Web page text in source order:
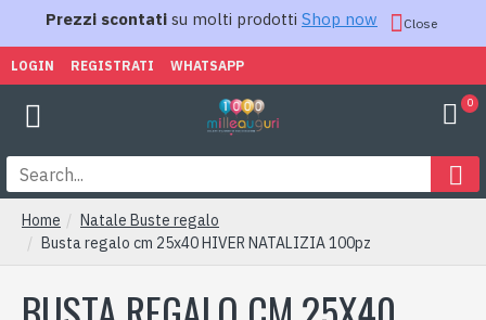
Prezzi scontati su molti prodotti Shop now Close
LOGIN REGISTRATI WHATSAPP
0
Home
Natale Buste regalo
Busta regalo cm 25x40 HIVER NATALIZIA 100pz